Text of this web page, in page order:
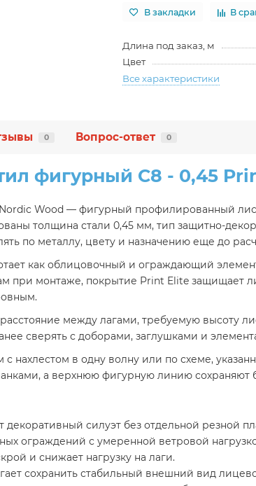
В закладки В
Длина под заказ, м
Цвет
Все характеристики
0 Вопрос-ответ 0
фигурный C8 - 0,45
Wood — фигурный профилированный
толщина стали 0,45 мм, тип защитно-
по металлу, цвету и назначению еще до
как облицовочный и ограждающий
при монтаже, покрытие Print Elite защищает
между лагами, требуемую высоту
сверять с доборами, заглушками и
в одну волну или по схеме,
а верхнюю фигурную линию сохраняют
силуэт без отдельной резной
ограждений с умеренной ветровой
и снижает нагрузку на лаги.
сохранить стабильный внешний вид